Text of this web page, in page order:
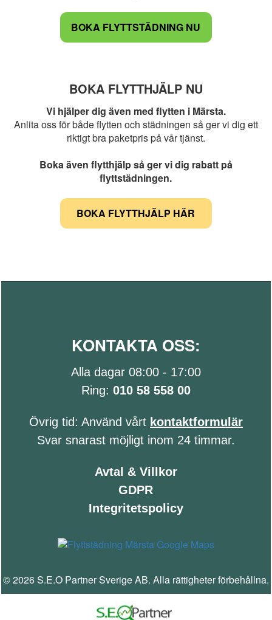
BOKA FLYTTSTÄDNING NU
BOKA FLYTTHJÄLP NU
Vi hjälper dig även med flytten i Märsta.
Anlita oss för både flytten och städningen så ger vi dig ett
riktigt bra paketpris på vår tjänst.
Boka även flytthjälp så ger vi dig rabatt på
flyttstädningen.
BOKA FLYTTHJÄLP HÄR
KONTAKTA OSS:
Alla dagar 08:00 - 17:00
Ring: 010 58 558 00
Övrig tid: Använd vårt kontaktformulär
Svar snarast möjligt inom 24 timmar.
Avtal & Villkor
GDPR
Integritetspolicy
© 2026 S.E.O Partner Sverige AB. Alla rättigheter förbehållna.